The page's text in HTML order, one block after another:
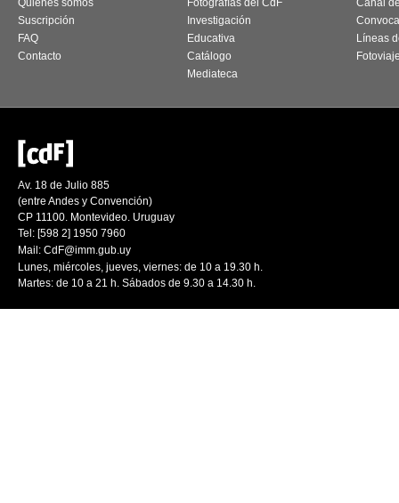
Quiénes somos
Suscripción
FAQ
Contacto
Fotografías del CdF
Investigación
Educativa
Catálogo
Mediateca
Canal
Líneas
Av. 18 de Julio 885
(entre Andes y Convención)
CP 11100. Montevideo. Uruguay
Tel: [598 2] 1950 7960
Mail: CdF@imm.gub.uy
Lunes, miércoles, jueves, viernes: de 10 a 19.30 h.
Martes: de 10 a 21 h. Sábados de 9.30 a 14.30 h.